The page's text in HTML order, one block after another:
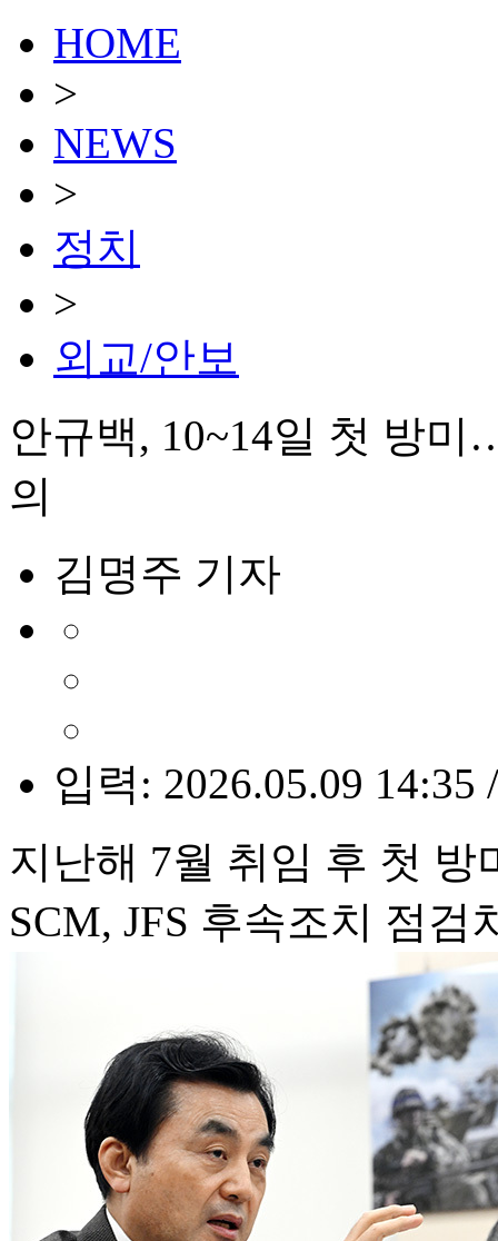
HOME
>
NEWS
>
정치
>
외교/안보
안규백, 10~14일 첫 방
의
김명주 기자
입력: 2026.05.09 14:35
지난해 7월 취임 후 첫 방
SCM, JFS 후속조치 점검